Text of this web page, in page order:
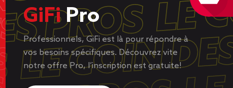
GiFiPro
Professionnels, GiFi est là pour répondre à
vos besoins spécifiques. Découvrez vite
notre offre Pro, l’inscription est gratuite!